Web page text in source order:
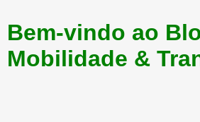
Bem-vindo ao
Mobilidade &